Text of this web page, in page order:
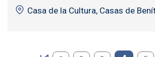
Casa de la Cultura, Casas de